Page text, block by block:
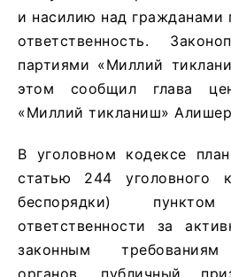
и насилию над гражданами
ответственность.
партиями «Миллий
этом сообщил глава
«Миллий тикланиш»
В уголовном кодексе
статью 244 уголовного
беспорядки)
ответственности за
законным требованиям
органов, публичный